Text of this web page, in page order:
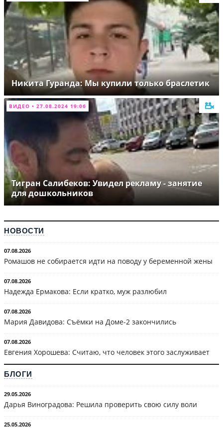
Никита Гуранда: Мы купили только браслетик
ВИДЕО • 27.08.2024 19:06
Тигран Салибеков: Увидел рекламу - занятие
для дошкольников
НОВОСТИ
07.08.2026
Ромашов не собирается идти на поводу у беременной жены
07.08.2026
Надежда Ермакова: Если кратко, муж разлюбил
07.08.2026
Мария Давидова: Съёмки на Доме-2 закончились
07.08.2026
Евгения Хорошева: Считаю, что человек этого заслуживает
БЛОГИ
29.05.2026
Дарья Виноградова: Решила проверить свою силу воли
25.05.2026